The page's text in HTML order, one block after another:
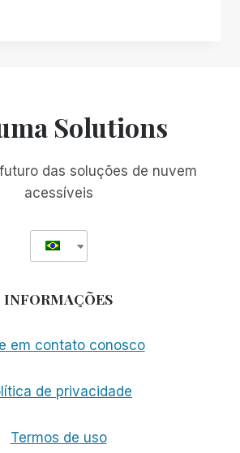
Solutions
das soluções de nuvem
acessíveis
INFORMAÇÕES
em contato conosco
de privacidade
Termos de uso